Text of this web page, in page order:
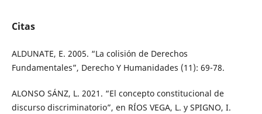
Citas
ALDUNATE, E. 2005. “La colisión de Derechos
Fundamentales”, Derecho Y Humanidades (11): 69-78.
ALONSO SÁNZ, L. 2021. “El concepto constitucional de
discurso discriminatorio”, en RÍOS VEGA, L. y SPIGNO, I.